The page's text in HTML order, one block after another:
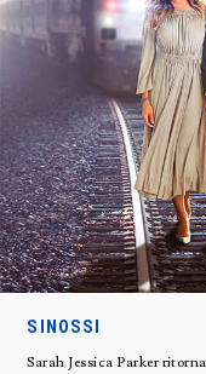
SINOSSI
Sarah Jessica Parker